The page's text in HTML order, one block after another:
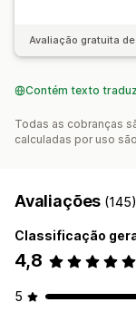
Avaliação gratuita
Contém texto
Todas as cobranças
calculadas por uso
Avaliações (145)
Classificação
4,8
5